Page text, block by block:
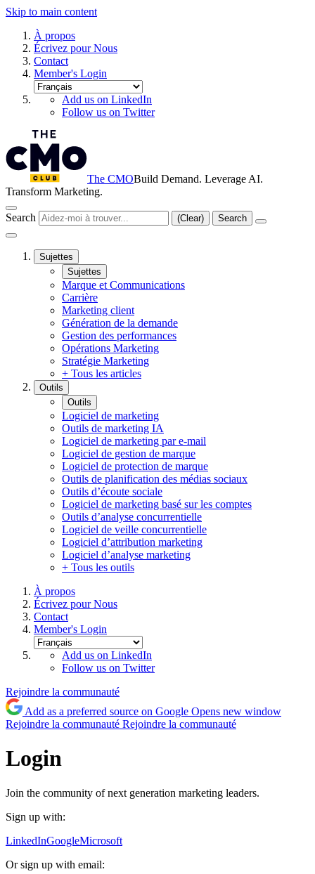
Skip to main content
À propos
Écrivez pour Nous
Contact
Member's Login
Add us on LinkedIn
Follow us on Twitter
The CMOBuild Demand. Leverage AI.
Transform Marketing.
Search (Clear) Search
Sujettes
Sujettes
Marque et Communications
Carrière
Marketing client
Génération de la demande
Gestion des performances
Opérations Marketing
Stratégie Marketing
+ Tous les articles
Outils
Outils
Logiciel de marketing
Outils de marketing IA
Logiciel de marketing par e-mail
Logiciel de gestion de marque
Logiciel de protection de marque
Outils de planification des médias sociaux
Outils d’écoute sociale
Logiciel de marketing basé sur les comptes
Outils d’analyse concurrentielle
Logiciel de veille concurrentielle
Logiciel d’attribution marketing
Logiciel d’analyse marketing
+ Tous les outils
À propos
Écrivez pour Nous
Contact
Member's Login
Add us on LinkedIn
Follow us on Twitter
Rejoindre la communauté
Add as a preferred source on Google Opens new window
Rejoindre la communauté Rejoindre la communauté
Login
Join the community of next generation marketing leaders.
Sign up with:
LinkedInGoogleMicrosoft
Or sign up with email: